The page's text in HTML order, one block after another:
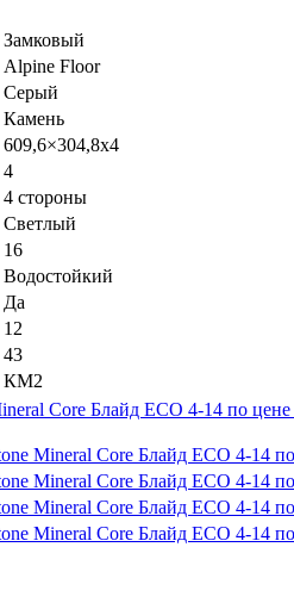
Замковый
Alpine Floor
Серый
Камень
609,6×304,8x4
4
4 стороны
Светлый
16
Водостойкий
Да
12
43
КМ2